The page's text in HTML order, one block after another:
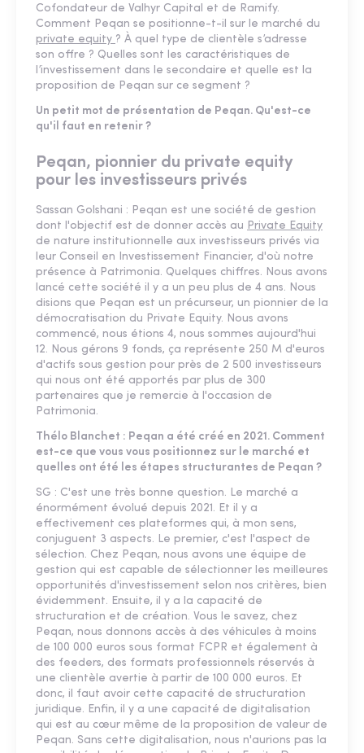
Cofondateur de Valhyr Capital et de Ramify.
Comment Peqan se positionne-t-il sur le marché du
private equity ? À quel type de clientèle s’adresse
son offre ? Quelles sont les caractéristiques de
l’investissement dans le secondaire et quelle est la
proposition de Peqan sur ce segment ?
Un petit mot de présentation de Peqan. Qu'est-ce
qu'il faut en retenir ?
Peqan, pionnier du private equity
pour les investisseurs privés
Sassan Golshani : Peqan est une société de gestion
dont l'objectif est de donner accès au Private Equity
de nature institutionnelle aux investisseurs privés via
leur Conseil en Investissement Financier, d'où notre
présence à Patrimonia. Quelques chiffres. Nous avons
lancé cette société il y a un peu plus de 4 ans. Nous
disions que Peqan est un précurseur, un pionnier de la
démocratisation du Private Equity. Nous avons
commencé, nous étions 4, nous sommes aujourd'hui
12. Nous gérons 9 fonds, ça représente 250 M d'euros
d'actifs sous gestion pour près de 2 500 investisseurs
qui nous ont été apportés par plus de 300
partenaires que je remercie à l'occasion de
Patrimonia.
Thélo Blanchet : Peqan a été créé en 2021. Comment
est-ce que vous vous positionnez sur le marché et
quelles ont été les étapes structurantes de Peqan ?
SG : C'est une très bonne question. Le marché a
énormément évolué depuis 2021. Et il y a
effectivement ces plateformes qui, à mon sens,
conjuguent 3 aspects. Le premier, c'est l'aspect de
sélection. Chez Peqan, nous avons une équipe de
gestion qui est capable de sélectionner les meilleures
opportunités d'investissement selon nos critères, bien
évidemment. Ensuite, il y a la capacité de
structuration et de création. Vous le savez, chez
Peqan, nous donnons accès à des véhicules à moins
de 100 000 euros sous format FCPR et également à
des feeders, des formats professionnels réservés à
une clientèle avertie à partir de 100 000 euros. Et
donc, il faut avoir cette capacité de structuration
juridique. Enfin, il y a une capacité de digitalisation
qui est au cœur même de la proposition de valeur de
Peqan. Sans cette digitalisation, nous n'aurions pas la